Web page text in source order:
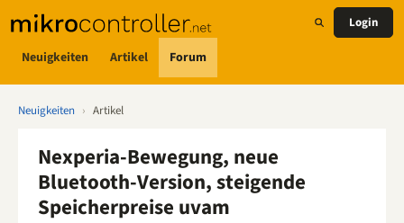
Neuigkeiten Artikel Forum
Login
Neuigkeiten › Artikel
Nexperia-Bewegung, neue
Bluetooth-Version, steigende
Speicherpreise uvam